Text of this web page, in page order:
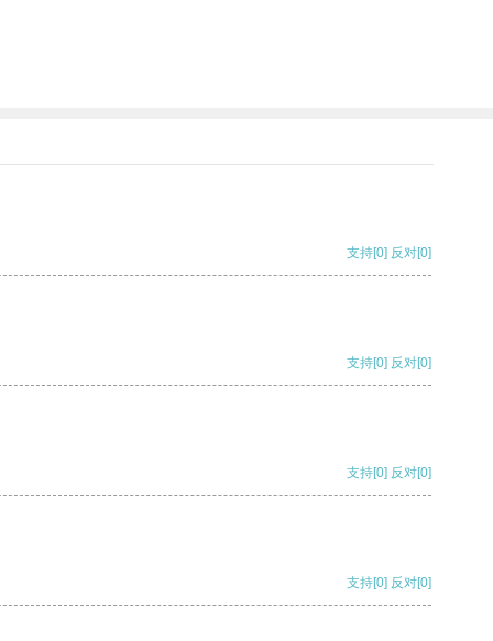
支持[0] 反对[0]
支持[0] 反对[0]
支持[0] 反对[0]
支持[0] 反对[0]